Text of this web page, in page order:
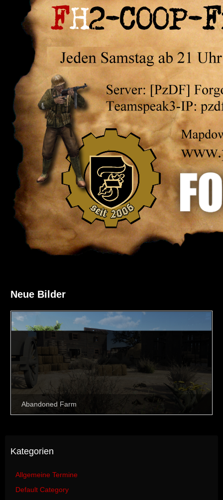
Neue Bilder
Kategorien
Allgemeine Termine
Default Category